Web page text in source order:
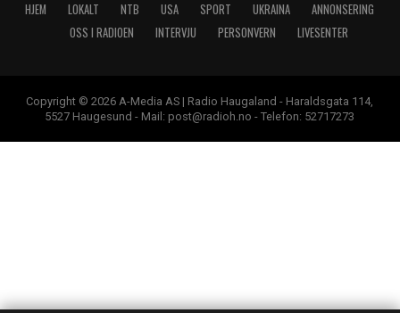
HJEM LOKALT NTB USA SPORT UKRAINA
ANNONSERING
OSS I RADIOEN
INTERVJU PERSONVERN LIVESENTER
Copyright © 2026 A-Media AS | Radio Haugaland - Haraldsgata 114,
5527 Haugesund - Mail: post@radioh.no - Telefon: 52717273